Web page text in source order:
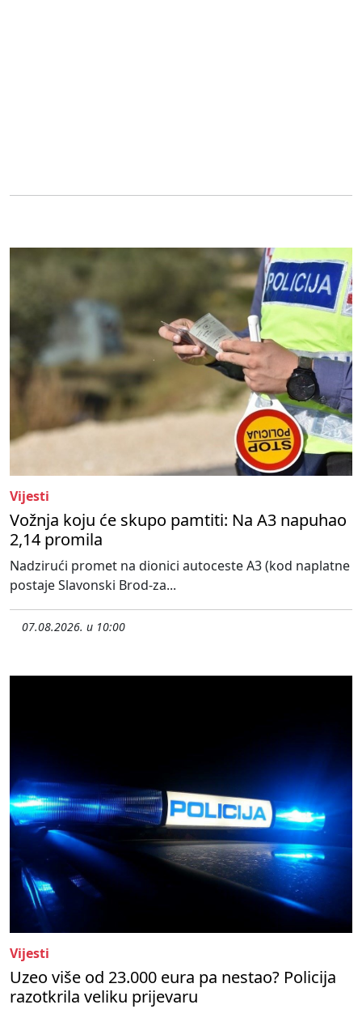
Vijesti
Vožnja koju će skupo pamtiti: Na A3 napuhao
2,14 promila
Nadzirući promet na dionici autoceste A3 (kod naplatne
postaje Slavonski Brod-za...
07.08.2026. u 10:00
Vijesti
Uzeo više od 23.000 eura pa nestao? Policija
razotkrila veliku prijevaru